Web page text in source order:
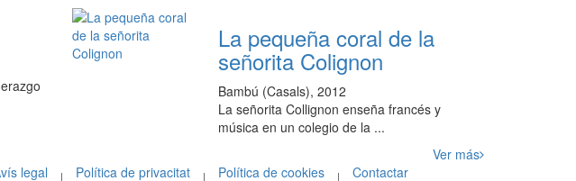
La pequeña coral de la
señorita Colignon
Bambú (Casals), 2012
La señorita Collignon enseña francés y
música en un colegio de la ...
Ver más
legal | Política de privacitat | Política de cookies | Contactar